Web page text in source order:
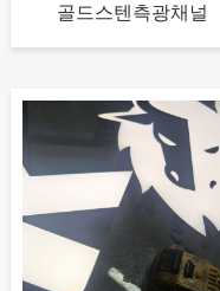
골드스텐측광채널